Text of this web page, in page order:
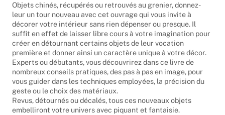
Objets chinés, récupérés ou retrouvés au grenier, donnez-
leur un tour nouveau avec cet ouvrage qui vous invite à
décorer votre intérieur sans rien dépenser ou presque. Il
suffit en effet de laisser libre cours à votre imagination pour
créer en détournant certains objets de leur vocation
première et donner ainsi un caractère unique à votre décor.
Experts ou débutants, vous découvrirez dans ce livre de
nombreux conseils pratiques, des pas à pas en image, pour
vous guider dans les techniques employées, la précision du
geste ou le choix des matériaux.
Revus, détournés ou décalés, tous ces nouveaux objets
embelliront votre univers avec piquant et fantaisie.